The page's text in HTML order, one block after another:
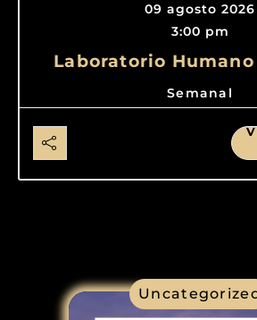
09 agosto 2026
3:00 pm
Laboratorio Humano
Semanal